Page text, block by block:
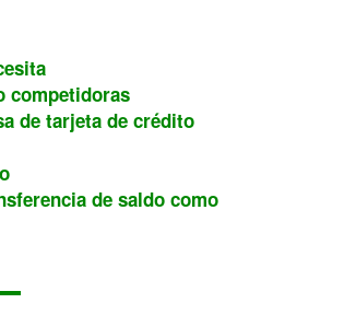
competidoras
de tarjeta de crédito
de saldo como